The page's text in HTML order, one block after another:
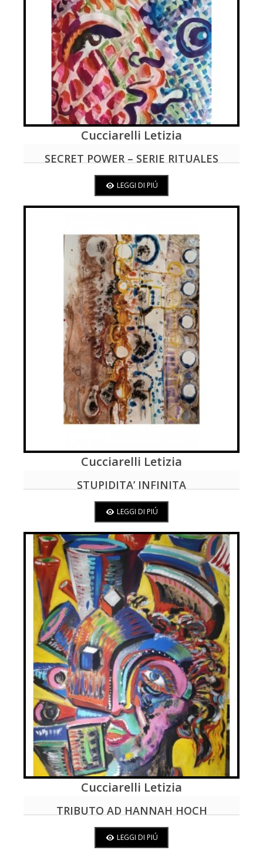
LEGGI DI PIÚ
Cucciarelli Letizia
SECRET POWER – SERIE RITUALES
LEGGI DI PIÚ
LEGGI DI PIÚ
Cucciarelli Letizia
STUPIDITA’ INFINITA
LEGGI DI PIÚ
LEGGI DI PIÚ
Cucciarelli Letizia
TRIBUTO AD HANNAH HOCH
LEGGI DI PIÚ